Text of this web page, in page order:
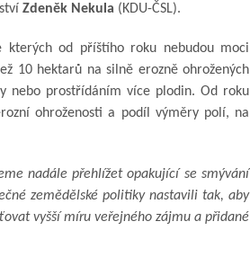
Zdeněk Nekula (KDU-ČSL).
od příštího roku nebudou moci
10 hektarů na silně erozně ohrožených
nebo prostřídáním více plodin. Od roku
ohroženosti a podíl výměry polí, na
nadále přehlížet opakující se smývání
zemědělské politiky nastavili tak, aby
vyšší míru veřejného zájmu a přidané